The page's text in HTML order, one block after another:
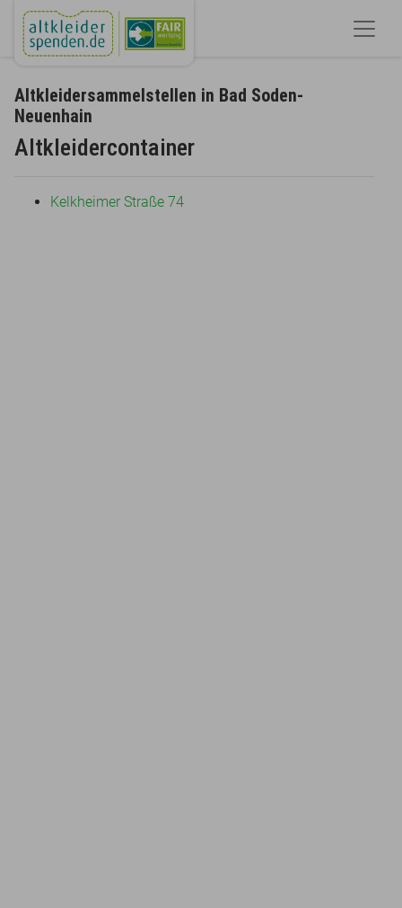
Altkleidersammelstellen in Bad Soden-
Neuenhain
Altkleidercontainer
Kelkheimer Straße 74